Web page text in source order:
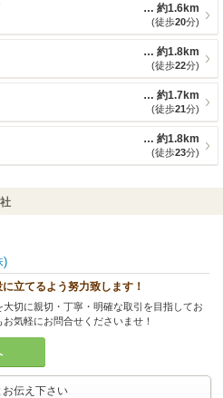
約1.6km
(徒歩20分)
約1.8km
(徒歩22分)
約1.7km
(徒歩21分)
約1.8km
(徒歩23分)
)
立てるよう努力致します！
切に親切・丁寧・明確な取引を目指してお
気軽にお問合せくださいませ！
お伝え下さい